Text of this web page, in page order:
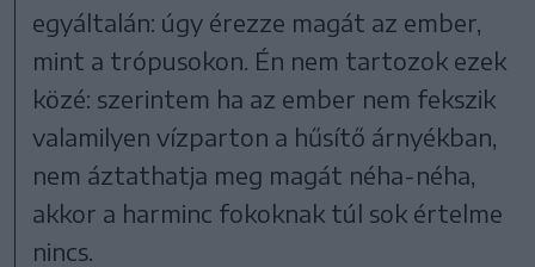
egyáltalán: úgy érezze magát az ember,
mint a trópusokon. Én nem tartozok ezek
közé: szerintem ha az ember nem fekszik
valamilyen vízparton a hűsítő árnyékban,
nem áztathatja meg magát néha-néha,
akkor a harminc fokoknak túl sok értelme
nincs.